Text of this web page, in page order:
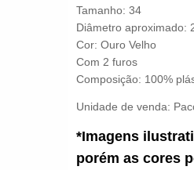
Tamanho: 34
Diâmetro aproximado:
Cor: Ouro Velho
Com 2 furos
Composição: 100%
Unidade de venda:
*Imagens
porém as cores